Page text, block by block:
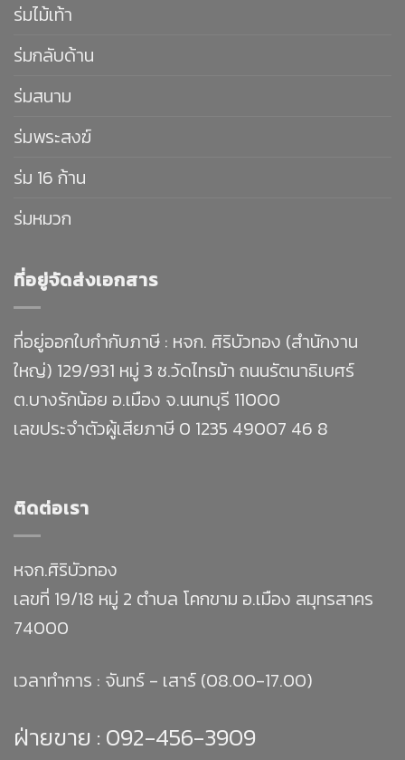
ร่มไม้เท้า
ร่มกลับด้าน
ร่มสนาม
ร่มพระสงฆ์
ร่ม 16 ก้าน
ร่มหมวก
ที่อยู่จัดส่งเอกสาร
ที่อยู่ออกใบกำกับภาษี : หจก. ศิริบัวทอง (สำนักงาน
ใหญ่) 129/931 หมู่ 3 ซ.วัดไทรม้า ถนนรัตนาธิเบศร์
ต.บางรักน้อย อ.เมือง จ.นนทบุรี 11000
เลขประจำตัวผู้เสียภาษี 0 1235 49007 46 8
ติดต่อเรา
หจก.ศิริบัวทอง
เลขที่ 19/18 หมู่ 2 ตำบล โคกขาม อ.เมือง สมุทรสาคร
74000
เวลาทำการ : จันทร์ - เสาร์ (08.00-17.00)
ฝ่ายขาย : 092-456-3909